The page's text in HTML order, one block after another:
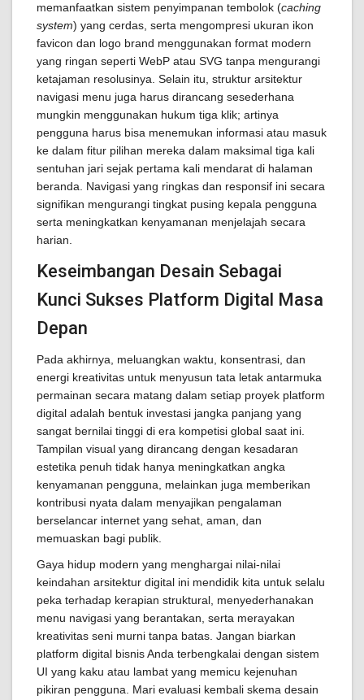
memanfaatkan sistem penyimpanan tembolok (caching
system) yang cerdas, serta mengompresi ukuran ikon
favicon dan logo brand menggunakan format modern
yang ringan seperti WebP atau SVG tanpa mengurangi
ketajaman resolusinya. Selain itu, struktur arsitektur
navigasi menu juga harus dirancang sesederhana
mungkin menggunakan hukum tiga klik; artinya
pengguna harus bisa menemukan informasi atau masuk
ke dalam fitur pilihan mereka dalam maksimal tiga kali
sentuhan jari sejak pertama kali mendarat di halaman
beranda. Navigasi yang ringkas dan responsif ini secara
signifikan mengurangi tingkat pusing kepala pengguna
serta meningkatkan kenyamanan menjelajah secara
harian.
Keseimbangan Desain Sebagai
Kunci Sukses Platform Digital Masa
Depan
Pada akhirnya, meluangkan waktu, konsentrasi, dan
energi kreativitas untuk menyusun tata letak antarmuka
permainan secara matang dalam setiap proyek platform
digital adalah bentuk investasi jangka panjang yang
sangat bernilai tinggi di era kompetisi global saat ini.
Tampilan visual yang dirancang dengan kesadaran
estetika penuh tidak hanya meningkatkan angka
kenyamanan pengguna, melainkan juga memberikan
kontribusi nyata dalam menyajikan pengalaman
berselancar internet yang sehat, aman, dan
memuaskan bagi publik.
Gaya hidup modern yang menghargai nilai-nilai
keindahan arsitektur digital ini mendidik kita untuk selalu
peka terhadap kerapian struktural, menyederhanakan
menu navigasi yang berantakan, serta merayakan
kreativitas seni murni tanpa batas. Jangan biarkan
platform digital bisnis Anda terbengkalai dengan sistem
UI yang kaku atau lambat yang memicu kejenuhan
pikiran pengguna. Mari evaluasi kembali skema desain